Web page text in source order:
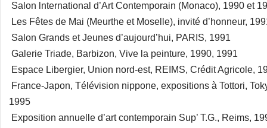
Salon lnternational d’Art Contemporain (Monaco), 1990 et
Les Fêtes de Mai (Meurthe et Moselle), invité d’honneur,
Salon Grands et Jeunes d’aujourd’hui, PARIS, 1991
Galerie Triade, Barbizon, Vive la peinture, 1990, 1991
Espace Libergier, Union nord-est, REIMS, Crédit Agricole,
France-Japon, Télévision nippone, expositions à Tottori,
1995
Exposition annuelle d’art contemporain Sup’ T.G., Reims,